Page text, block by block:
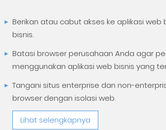
Berikan atau cabut akses ke aplikasi
bisnis.
Batasi browser perusahaan Anda agar
menggunakan aplikasi web bisnis yang
Tangani situs enterprise dan non-
browser dengan isolasi web.
Lihat selengkapnya